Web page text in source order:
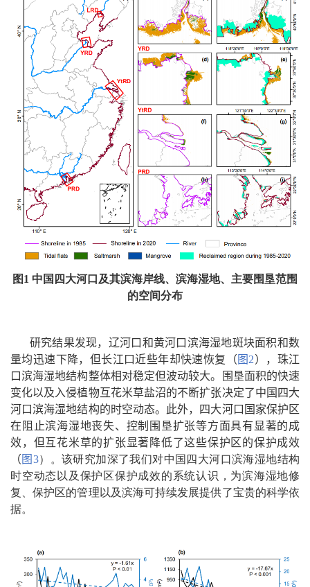
图1 中国四大河口及其滨海岸线、滨海湿地、主要围垦范围
的空间分布
研究结果发现，辽河口和黄河口滨海湿地斑块面积和数
量均迅速下降，但长江口近些年却快速恢复（ 图2），珠江
口滨海湿地结构整体相对稳定但波动较大。围垦面积的快速
变化以及入侵植物互花米草盐沼的不断扩张决定了中国四大
河口滨海湿地结构的时空动态。此外，四大河口国家保护区
在阻止滨海湿地丧失、控制围垦扩张等方面具有显著的成
效，但互花米草的扩张显著降低了这些保护区的保护成效
（ 图 3）。该研究加深了我们对中国四大河口滨海湿地结构
时空动态以及保护区保护成效的系统认识，为滨海湿地修
复、保护区的管理以及滨海可持续发展提供了宝贵的科学依
据。